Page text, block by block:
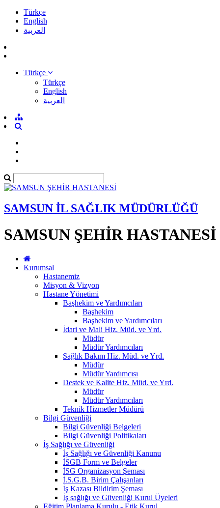
Türkçe
English
العربية
Türkçe
Türkçe
English
العربية
SAMSUN İL SAĞLIK MÜDÜRLÜĞÜ
SAMSUN ŞEHİR HASTANESİ
Kurumsal
Hastanemiz
Misyon & Vizyon
Hastane Yönetimi
Başhekim ve Yardımcıları
Başhekim
Başhekim ve Yardımcıları
İdari ve Mali Hiz. Müd. ve Yrd.
Müdür
Müdür Yardımcıları
Sağlık Bakım Hiz. Müd. ve Yrd.
Müdür
Müdür Yardımcısı
Destek ve Kalite Hiz. Müd. ve Yrd.
Müdür
Müdür Yardımcıları
Teknik Hizmetler Müdürü
Bilgi Güvenliği
Bilgi Güvenliği Belgeleri
Bilgi Güvenliği Politikaları
İş Sağlığı ve Güvenliği
İş Sağlığı ve Güvenliği Kanunu
İSGB Form ve Belgeler
İSG Organizasyon Şeması
İ.S.G.B. Birim Çalışanları
İş Kazası Bildirim Şeması
İş sağlığı ve Güvenliği Kurul Üyeleri
Eğitim Planlama Kurulu - Etik Kurul